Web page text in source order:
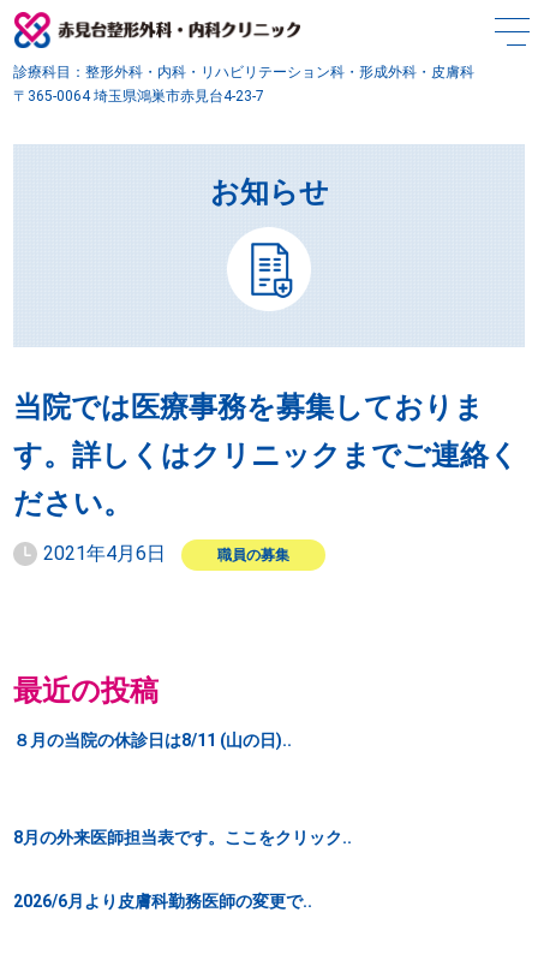
診療科目：整形外科・内科・リハビリテーション科・形成外科・皮膚科
〒365-0064 埼玉県鴻巣市赤見台4-23-7
お知らせ
当院では医療事務を募集しておりま
す。詳しくはクリニックまでご連絡く
ださい。
2021年4月6日 職員の募集
最近の投稿
８月の当院の休診日は8/11 (山の日)..
8月の外来医師担当表です。ここをクリック..
2026/6月より皮膚科勤務医師の変更で..